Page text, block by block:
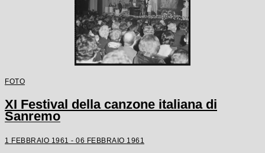
FOTO
XI Festival della canzone italiana di
Sanremo
1 FEBBRAIO 1961 - 06 FEBBRAIO 1961